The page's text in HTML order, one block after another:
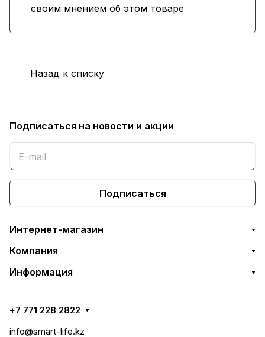
своим мнением об этом товаре
Назад к списку
Подписаться на новости и акции
Подписаться
Интернет-магазин
Компания
Информация
+7 771 228 2822
info@smart-life.kz